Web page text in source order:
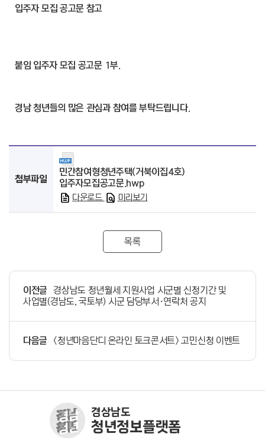
입주자 모집 공고문 참고
붙임 입주자 모집 공고문 1부.
경남 청년들의 많은 관심과 참여를 부탁드립니다.
첨부파일
민간참여형청년주택(거북이집4호)
입주자모집공고문.hwp
다운로드 미리보기
목록
이전글
경상남도 청년월세 지원사업 시군별 신청기간 및
사업별(경남도, 국토부) 시군 담당부서·연락처 공지
다음글 <청년마음단디 온라인 토크콘서트> 고민신청 이벤트
경상남도
청년정보플랫폼